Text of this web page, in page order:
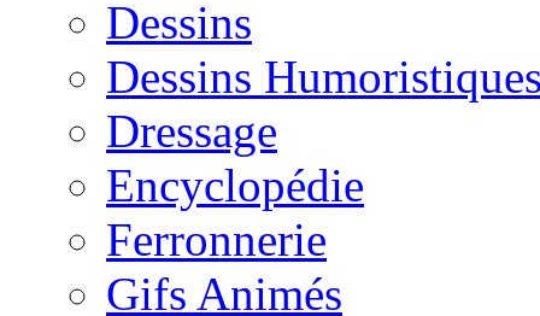
Dessins
Dessins
Dressage
Encyclopédie
Ferronnerie
Gifs Animés